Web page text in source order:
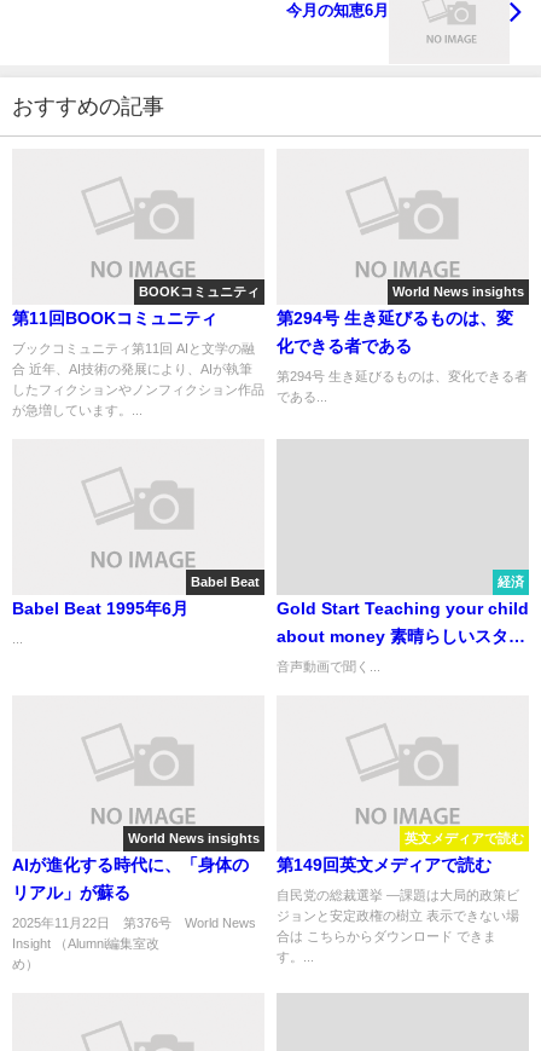
今月の知恵6月
おすすめの記事
BOOKコミュニティ
第11回BOOKコミュニティ
ブックコミュニティ第11回 AIと文学の融
合 近年、AI技術の発展により、AIが執筆
したフィクションやノンフィクション作品
が急増しています。...
World News insights
第294号 生き延びるものは、変
化できる者である
第294号 生き延びるものは、変化できる者
である...
Babel Beat
Babel Beat 1995年6月
経済
Gold Start Teaching your child
about money 素晴らしいスター
トを 子供にお金について教え
音声動画で聞く...
World News insights
AIが進化する時代に、「身体の
リアル」が蘇る
2025年11月22日 第376号 World News
Insight （Alumni編集室改
め） ...
英文メディアで読む
第149回英文メディアで読む
自民党の総裁選挙 ―課題は大局的政策ビ
ジョンと安定政権の樹立 表示できない場
合は こちらからダウンロード できま
す。...